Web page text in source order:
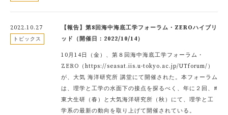
2022.10.27
トピックス
【報告】第8回海中海底工学フォーラム・ZEROハイブリ
ッド（開催日：2022/10/14）
10月14日（金）、第８回海中海底工学フォーラム・
ZERO（https://seasat.iis.u-tokyo.ac.jp/UTforum/）
が、大気 海洋研究所 講堂にて開催された。本フォーラム
は、理学と工学の水面下の接点を探るべく、年に２回、#
東大生研（春）と大気海洋研究所（秋）にて、理学と工
学系の最新の動向を取り上げて開催されている。